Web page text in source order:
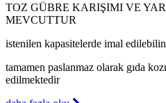
TOZ GÜBRE KARIŞIMI VE
MEVCUTTUR
istenilen kapasitelerde imal
tamamen paslanmaz olarak gıda
edilmektedir